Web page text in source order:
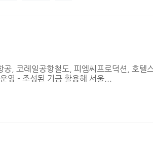
, 코레일공항철도, 피엠씨프로덕션, 호텔
영 - 조성된 기금 활용해 서울...